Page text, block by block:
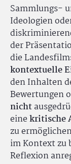
Sammlungs-
Ideologien
der
die
kontextuelle
den Inhalten
Bewertungen
nicht
einekritische
zu
im Kontext zu
Reflexion